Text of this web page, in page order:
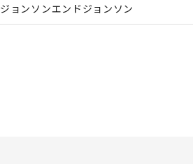
ジョンソンエンドジョンソン